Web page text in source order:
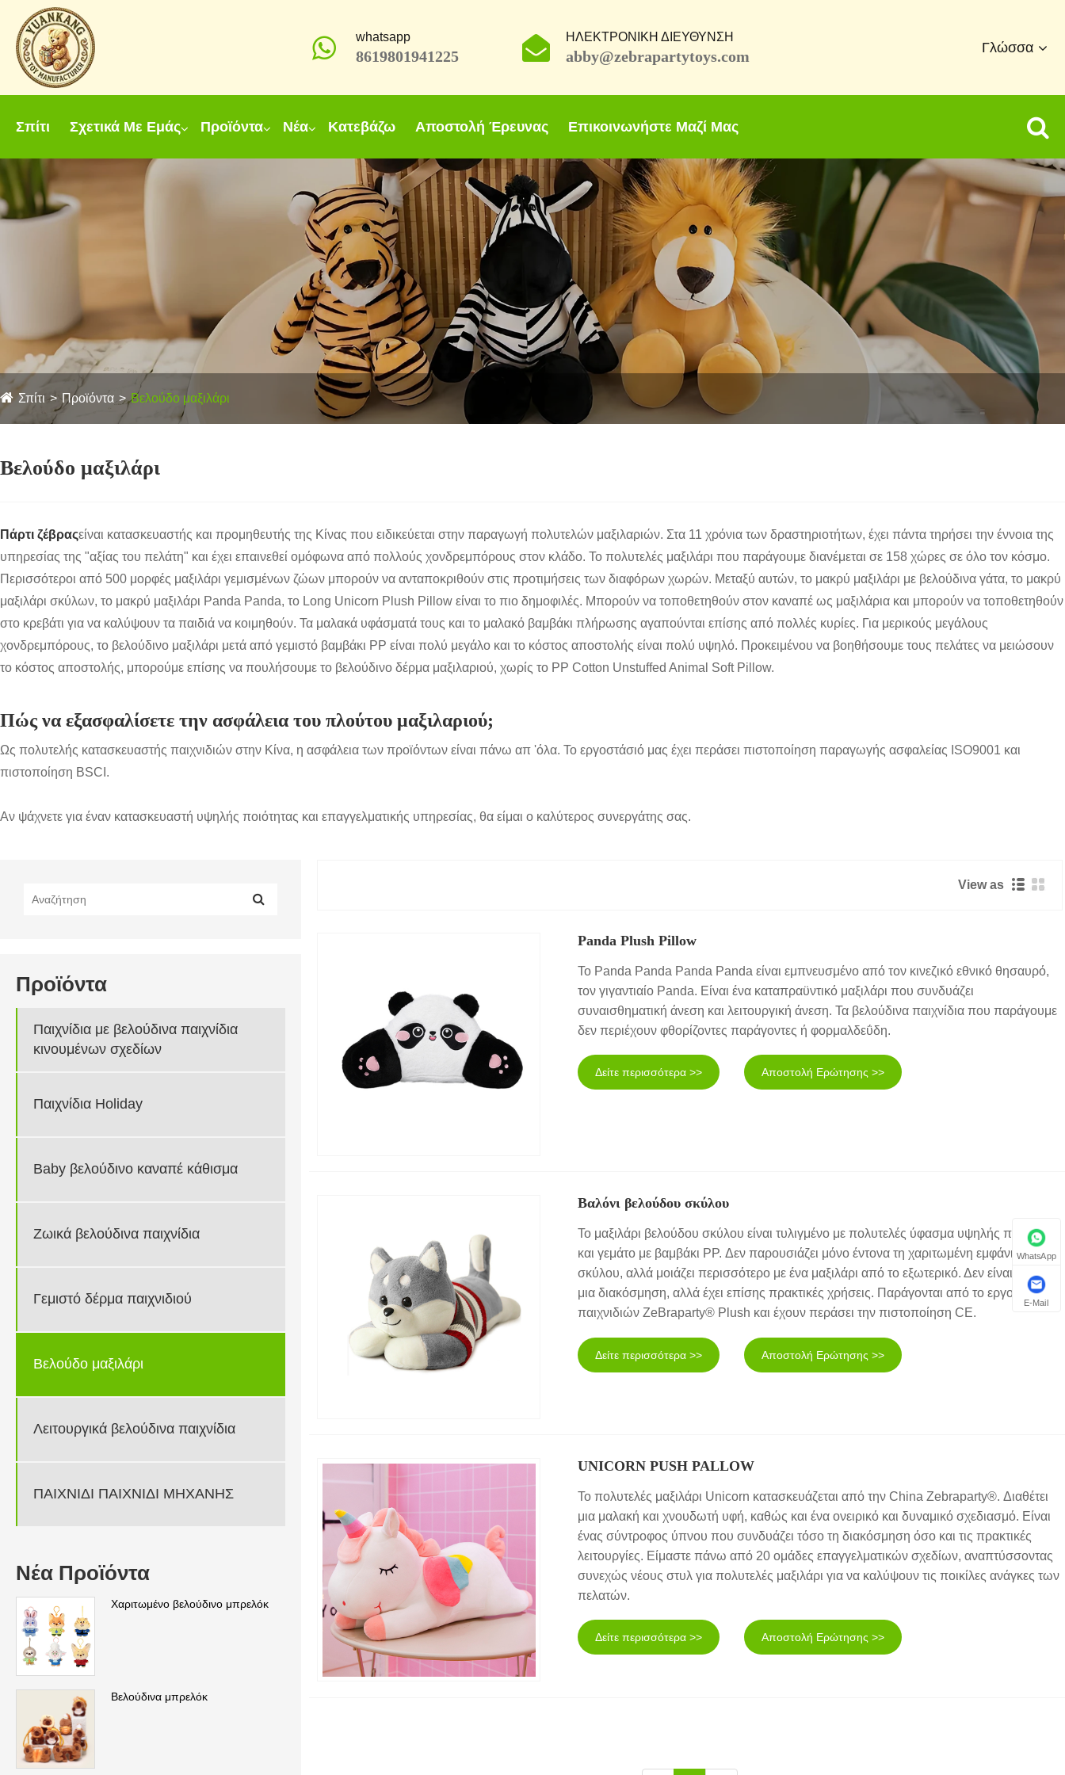
whatsapp
8619801941225
ΗΛΕΚΤΡΟΝΙΚΗ ΔΙΕΥΘΥΝΣΗ
abby@zebrapartytoys.com
Γλώσσα
Σπίτι Σχετικά Με Εμάς Προϊόντα Νέα Κατεβάζω Αποστολή Έρευνας Επικοινωνήστε Μαζί Μας
Σπίτι Προϊόντα Βελούδο μαξιλάρι
Βελούδο μαξιλάρι
Πάρτι ζέβραςείναι κατασκευαστής και προμηθευτής της Κίνας που ειδικεύεται στην παραγωγή πολυτελών μαξιλαριών. Στα 11 χρόνια των δραστηριοτήτων, έχει πάντα τηρήσει την έννοια της
υπηρεσίας της "αξίας του πελάτη" και έχει επαινεθεί ομόφωνα από πολλούς χονδρεμπόρους στον κλάδο. Το πολυτελές μαξιλάρι που παράγουμε διανέμεται σε 158 χώρες σε όλο τον κόσμο.
Περισσότεροι από 500 μορφές μαξιλάρι γεμισμένων ζώων μπορούν να ανταποκριθούν στις προτιμήσεις των διαφόρων χωρών. Μεταξύ αυτών, το μακρύ μαξιλάρι με βελούδινα γάτα, το μακρύ
μαξιλάρι σκύλων, το μακρύ μαξιλάρι Panda Panda, το Long Unicorn Plush Pillow είναι το πιο δημοφιλές. Μπορούν να τοποθετηθούν στον καναπέ ως μαξιλάρια και μπορούν να τοποθετηθούν
στο κρεβάτι για να καλύψουν τα παιδιά να κοιμηθούν. Τα μαλακά υφάσματά τους και το μαλακό βαμβάκι πλήρωσης αγαπούνται επίσης από πολλές κυρίες. Για μερικούς μεγάλους
χονδρεμπόρους, το βελούδινο μαξιλάρι μετά από γεμιστό βαμβάκι PP είναι πολύ μεγάλο και το κόστος αποστολής είναι πολύ υψηλό. Προκειμένου να βοηθήσουμε τους πελάτες να μειώσουν
το κόστος αποστολής, μπορούμε επίσης να πουλήσουμε το βελούδινο δέρμα μαξιλαριού, χωρίς το PP Cotton Unstuffed Animal Soft Pillow.
Πώς να εξασφαλίσετε την ασφάλεια του πλούτου μαξιλαριού;
Ως πολυτελής κατασκευαστής παιχνιδιών στην Κίνα, η ασφάλεια των προϊόντων είναι πάνω απ 'όλα. Το εργοστάσιό μας έχει περάσει πιστοποίηση παραγωγής ασφαλείας ISO9001 και
πιστοποίηση BSCI.
Αν ψάχνετε για έναν κατασκευαστή υψηλής ποιότητας και επαγγελματικής υπηρεσίας, θα είμαι ο καλύτερος συνεργάτης σας.
Προϊόντα
Παιχνίδια με βελούδινα παιχνίδια
κινουμένων σχεδίων
Παιχνίδια Holiday
Baby βελούδινο καναπέ κάθισμα
Ζωικά βελούδινα παιχνίδια
Γεμιστό δέρμα παιχνιδιού
Βελούδο μαξιλάρι
Λειτουργικά βελούδινα παιχνίδια
ΠΑΙΧΝΙΔΙ ΠΑΙΧΝΙΔΙ ΜΗΧΑΝΗΣ
Νέα Προϊόντα
Χαριτωμένο βελούδινο μπρελόκ
Βελούδινα μπρελόκ
View as
Panda Plush Pillow
Το Panda Panda Panda Panda είναι εμπνευσμένο από τον κινεζικό εθνικό θησαυρό,
τον γιγαντιαίο Panda. Είναι ένα καταπραϋντικό μαξιλάρι που συνδυάζει
συναισθηματική άνεση και λειτουργική άνεση. Τα βελούδινα παιχνίδια που παράγουμε
δεν περιέχουν φθορίζοντες παράγοντες ή φορμαλδεΰδη.
Δείτε περισσότερα >> Αποστολή Ερώτησης >>
Βαλόνι βελούδου σκύλου
Το μαξιλάρι βελούδου σκύλου είναι τυλιγμένο με πολυτελές ύφασμα υψηλής ποιότητας
και γεμάτο με βαμβάκι PP. Δεν παρουσιάζει μόνο έντονα τη χαριτωμένη εμφάνιση ενός
σκύλου, αλλά μοιάζει περισσότερο με ένα μαξιλάρι από το εξωτερικό. Δεν είναι μόνο
μια διακόσμηση, αλλά έχει επίσης πρακτικές χρήσεις. Παράγονται από το εργοστάσιο
παιχνιδιών ZeBraparty® Plush και έχουν περάσει την πιστοποίηση CE.
Δείτε περισσότερα >> Αποστολή Ερώτησης >>
UNICORN PUSH PALLOW
Το πολυτελές μαξιλάρι Unicorn κατασκευάζεται από την China Zebraparty®. Διαθέτει
μια μαλακή και χνουδωτή υφή, καθώς και ένα ονειρικό και δυναμικό σχεδιασμό. Είναι
ένας σύντροφος ύπνου που συνδυάζει τόσο τη διακόσμηση όσο και τις πρακτικές
λειτουργίες. Είμαστε πάνω από 20 ομάδες επαγγελματικών σχεδίων, αναπτύσσοντας
συνεχώς νέους στυλ για πολυτελές μαξιλάρι για να καλύψουν τις ποικίλες ανάγκες των
πελατών.
Δείτε περισσότερα >> Αποστολή Ερώτησης >>
WhatsApp
E-Mail